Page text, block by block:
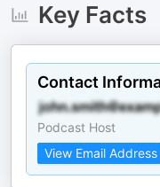
Key Facts
Contact
Podcast Host
View Email Address